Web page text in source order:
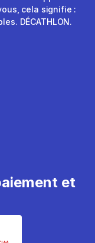
cela signifie :
DÉCATHLON.
et